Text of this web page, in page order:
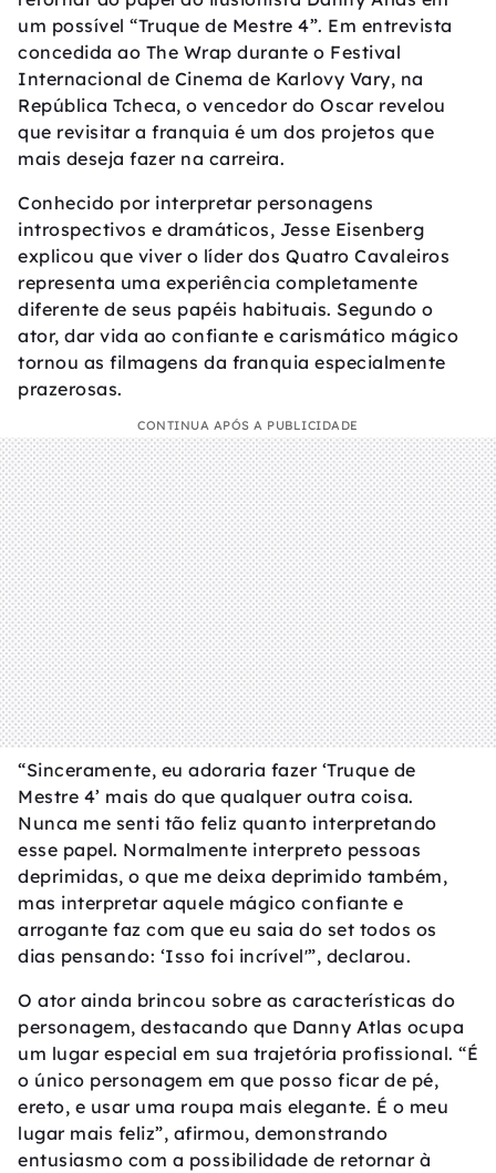
um possível “Truque de Mestre 4”. Em entrevista
concedida ao The Wrap durante o Festival
Internacional de Cinema de Karlovy Vary, na
República Tcheca, o vencedor do Oscar revelou
que revisitar a franquia é um dos projetos que
mais deseja fazer na carreira.
Conhecido por interpretar personagens
introspectivos e dramáticos, Jesse Eisenberg
explicou que viver o líder dos Quatro Cavaleiros
representa uma experiência completamente
diferente de seus papéis habituais. Segundo o
ator, dar vida ao confiante e carismático mágico
tornou as filmagens da franquia especialmente
prazerosas.
CONTINUA APÓS A PUBLICIDADE
“Sinceramente, eu adoraria fazer ‘Truque de
Mestre 4’ mais do que qualquer outra coisa.
Nunca me senti tão feliz quanto interpretando
esse papel. Normalmente interpreto pessoas
deprimidas, o que me deixa deprimido também,
mas interpretar aquele mágico confiante e
arrogante faz com que eu saia do set todos os
dias pensando: ‘Isso foi incrível'”, declarou.
O ator ainda brincou sobre as características do
personagem, destacando que Danny Atlas ocupa
um lugar especial em sua trajetória profissional. “É
o único personagem em que posso ficar de pé,
ereto, e usar uma roupa mais elegante. É o meu
lugar mais feliz”, afirmou, demonstrando
entusiasmo com a possibilidade de retornar à